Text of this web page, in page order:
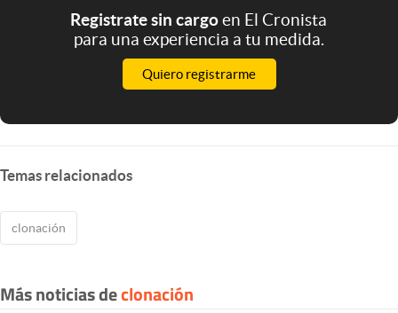
Registrate sin cargoen El Cronista
para una experiencia a tu medida.
Quiero registrarme
Temas relacionados
clonación
Más noticias declonación